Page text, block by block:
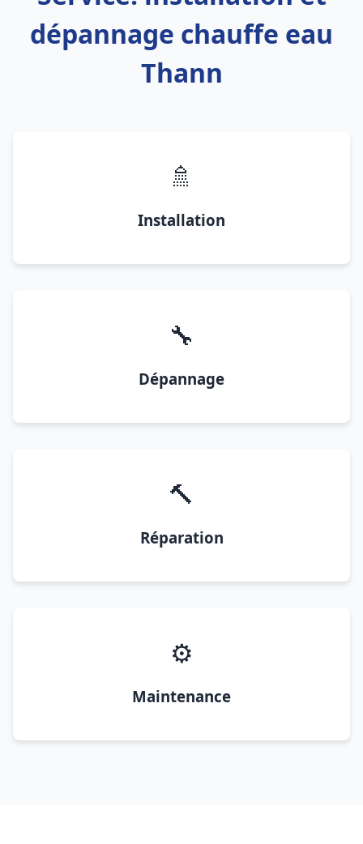
dépannage chauffe eau
Thann
🚿
Installation
🔧
Dépannage
🔨
Réparation
⚙️
Maintenance